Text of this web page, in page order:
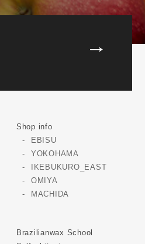
Shop info
EBISU
YOKOHAMA
IKEBUKURO_EAST
OMIYA
MACHIDA
Brazilianwax School